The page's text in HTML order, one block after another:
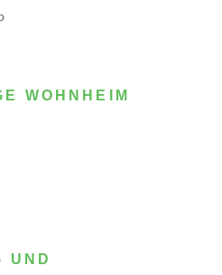
WOHNHEIM
UND